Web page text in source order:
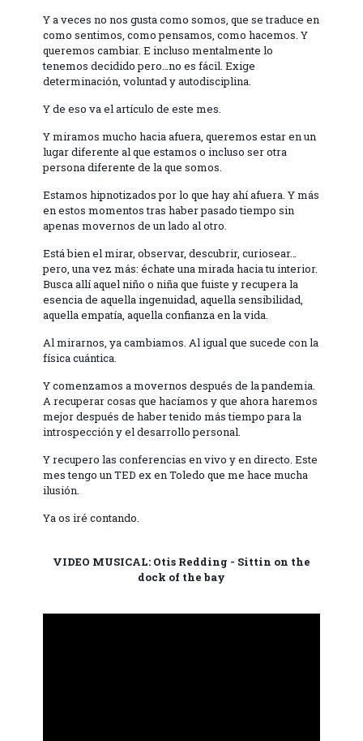
Y a veces no nos gusta como somos, que se traduce en
como sentimos, como pensamos, como hacemos. Y
queremos cambiar. E incluso mentalmente lo
tenemos decidido pero…no es fácil. Exige
determinación, voluntad y autodisciplina.
Y de eso va el artículo de este mes.
Y miramos mucho hacia afuera, queremos estar en un
lugar diferente al que estamos o incluso ser otra
persona diferente de la que somos.
Estamos hipnotizados por lo que hay ahí afuera. Y más
en estos momentos tras haber pasado tiempo sin
apenas movernos de un lado al otro.
Está bien el mirar, observar, descubrir, curiosear…
pero, una vez más: échate una mirada hacia tu interior.
Busca allí aquel niño o niña que fuiste y recupera la
esencia de aquella ingenuidad, aquella sensibilidad,
aquella empatía, aquella confianza en la vida.
Al mirarnos, ya cambiamos. Al igual que sucede con la
física cuántica.
Y comenzamos a movernos después de la pandemia.
A recuperar cosas que hacíamos y que ahora haremos
mejor después de haber tenido más tiempo para la
introspección y el desarrollo personal.
Y recupero las conferencias en vivo y en directo. Este
mes tengo un TED ex en Toledo que me hace mucha
ilusión.
Ya os iré contando.
VIDEO MUSICAL: Otis Redding - Sittin on the
dock of the bay